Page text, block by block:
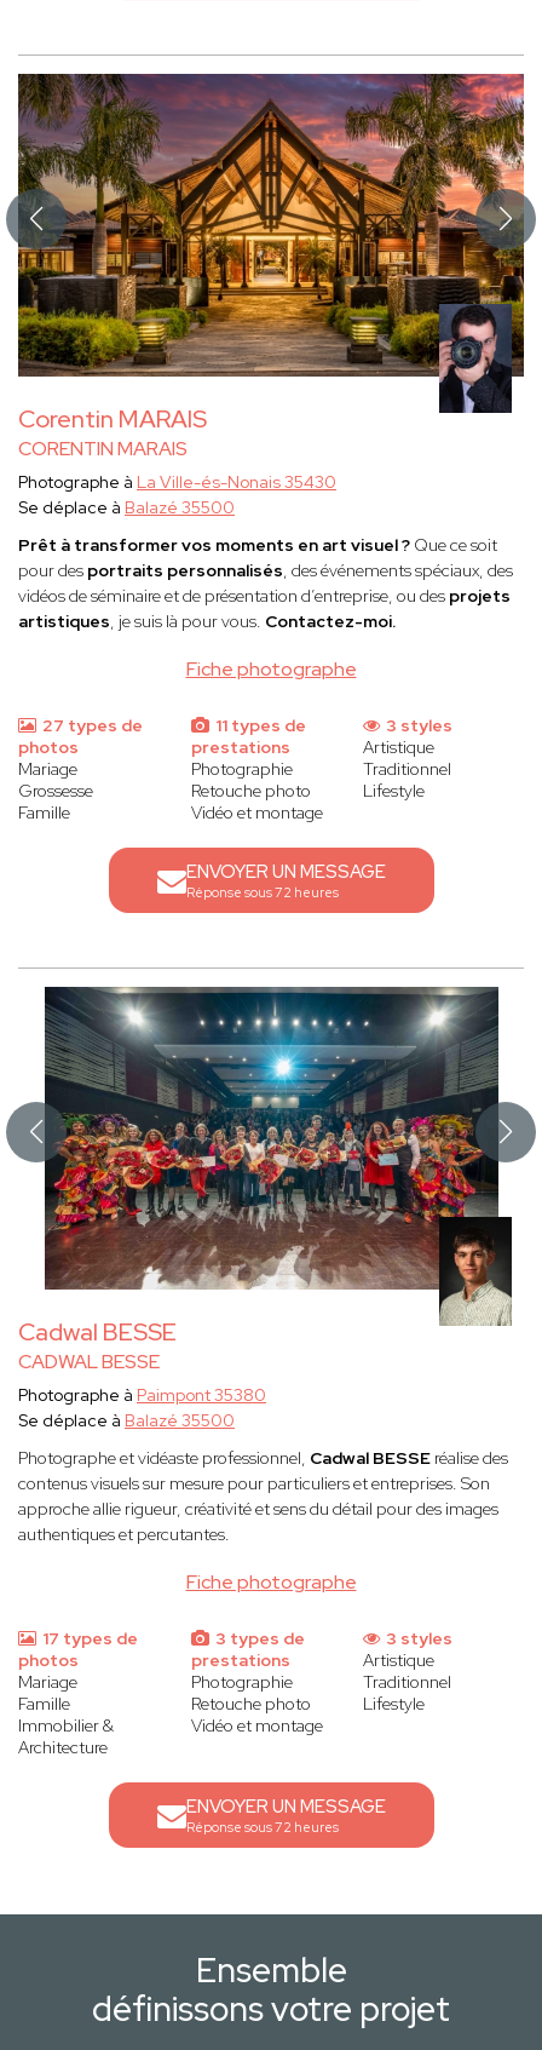
Corentin MARAIS
CORENTIN MARAIS
Fiche photographe
Photographe à La Ville-és-Nonais 35430
Se déplace à Balazé 35500
Prêt à transformer vos moments en art visuel ? Que ce soit
pour des portraits personnalisés, des événements spéciaux, des
vidéos de séminaire et de présentation d’entreprise, ou des projets
artistiques, je suis là pour vous. Contactez-moi.
27 types de
photos
Mariage
Grossesse
Famille
11 types de
prestations
Photographie
Retouche photo
Vidéo et montage
3 styles
Artistique
Traditionnel
Lifestyle
ENVOYER UN MESSAGE
Réponse sous 72 heures
Cadwal BESSE
CADWAL BESSE
Fiche photographe
Photographe à Paimpont 35380
Se déplace à Balazé 35500
Photographe et vidéaste professionnel, Cadwal BESSE réalise des
contenus visuels sur mesure pour particuliers et entreprises. Son
approche allie rigueur, créativité et sens du détail pour des images
authentiques et percutantes.
17 types de
photos
Mariage
Famille
Immobilier &
Architecture
3 types de
prestations
Photographie
Retouche photo
Vidéo et montage
3 styles
Artistique
Traditionnel
Lifestyle
ENVOYER UN MESSAGE
Réponse sous 72 heures
Ensemble
définissons votre projet